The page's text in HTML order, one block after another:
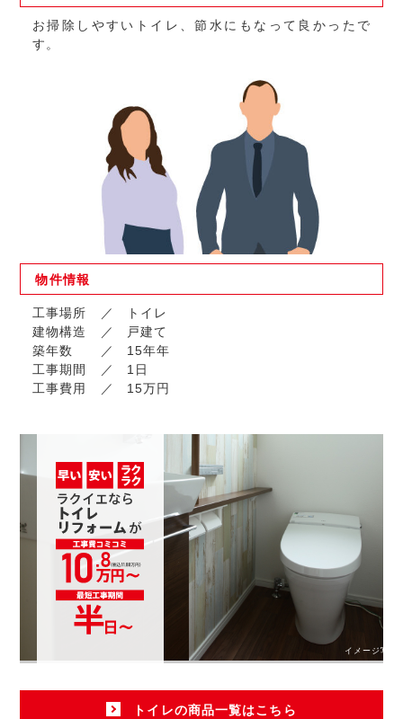
お掃除しやすいトイレ、節水にもなって良かったで
す。
物件情報
工事場所
トイレ
建物構造
戸建て
築年数
15年年
工事期間
1日
工事費用
15万円
イメージ写真
トイレの商品一覧はこちら